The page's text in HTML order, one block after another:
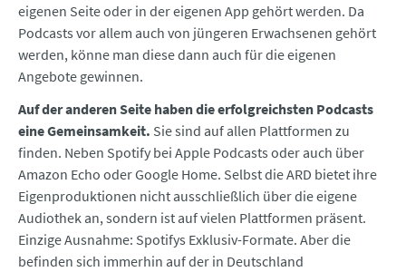
eigenen Seite oder in der eigenen App gehört werden. Da
Podcasts vor allem auch von jüngeren Erwachsenen gehört
werden, könne man diese dann auch für die eigenen
Angebote gewinnen.
Auf der anderen Seite haben die erfolgreichsten Podcasts
eine Gemeinsamkeit. Sie sind auf allen Plattformen zu
finden. Neben Spotify bei Apple Podcasts oder auch über
Amazon Echo oder Google Home. Selbst die ARD bietet ihre
Eigenproduktionen nicht ausschließlich über die eigene
Audiothek an, sondern ist auf vielen Plattformen präsent.
Einzige Ausnahme: Spotifys Exklusiv-Formate. Aber die
befinden sich immerhin auf der in Deutschland